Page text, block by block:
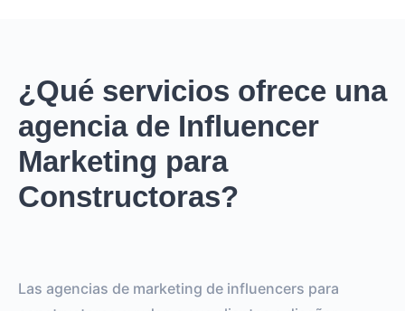
¿Qué servicios ofrece una
agencia de Influencer
Marketing para
Constructoras?
Las agencias de marketing de influencers para